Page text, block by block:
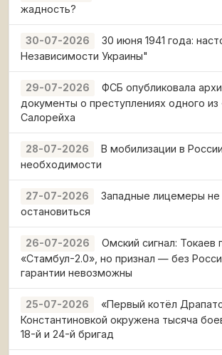
жадность?
30-07-2026
30 июня 1941 года:
Независимости Украины"
29-07-2026
ФСБ опубликовала
документы о преступлениях одного из
Салорейха
28-07-2026
В мобилизации в
необходимости
27-07-2026
Западные лицемеры не
остановиться
26-07-2026
Омский сигнал: Токаев
«Стамбул-2.0», но признал — без
гарантии невозможны
25-07-2026
«Первый котёл
Константиновкой окружена тысяча
18-й и 24-й бригад